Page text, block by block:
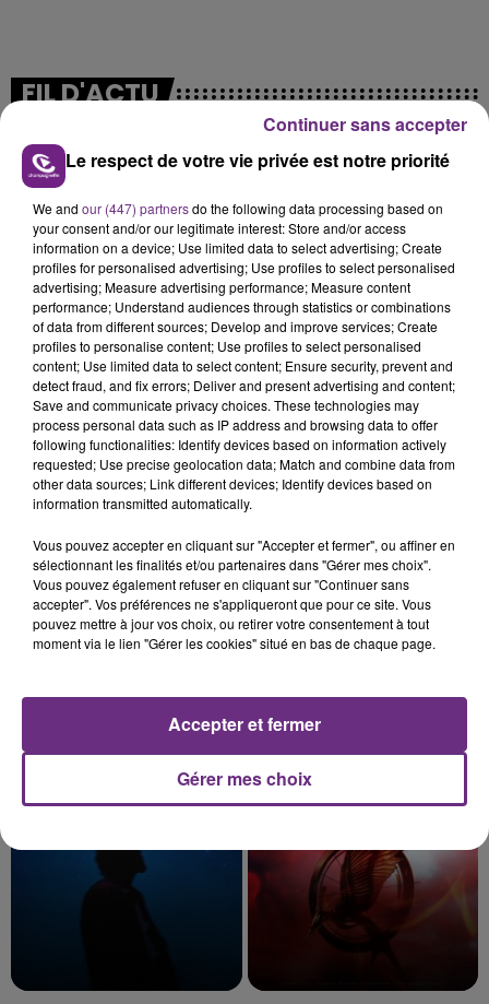
FIL D'ACTU
7 août 2026
LA CENTRALE NUCLÉAIRE DE CHOOZ
TOUJOURS À L'ARRÊT
Cela fait déjà une semaine que la centrale
nucléaire ardennaise est à l'arrêt. Une situation
justifiée par la sécheresse intense qui est toujours
présente.
7 août 2026
LE MAGASIN JOUÉCLUB DE REIMS FERME
SES PORTES
C'était l'une des institutions du centre-ville
TITRES DIFFUSÉS
17h48
17h48
Le respect de votre vie privée est notre priorité
We and our (447) partnersdo the following data processing based on
your consent and/or our legitimate interest: Store and/or access
information on a device; Use limited data to select advertising; Create
profiles for personalised advertising; Use profiles to select personalised
advertising; Measure advertising performance; Measure content
performance; Understand audiences through statistics or combinations
of data from different sources; Develop and improve services; Create
profiles to personalise content; Use profiles to select personalised
content; Use limited data to select content; Ensure security, prevent and
detect fraud, and fix errors; Deliver and present advertising and content;
Save and communicate privacy choices. These technologies may
process personal data such as IP address and browsing data to offer
following functionalities: Identify devices based on information actively
requested; Use precise geolocation data; Match and combine data from
other data sources; Link different devices; Identify devices based on
information transmitted automatically.
Vous pouvez accepter en cliquant sur "Accepter et fermer", ou affiner en
sélectionnant les finalités et/ou partenaires dans "Gérer mes choix".
Vous pouvez également refuser en cliquant sur "Continuer sans
accepter". Vos préférences ne s'appliqueront que pour ce site. Vous
pouvez mettre à jour vos choix, ou retirer votre consentement à tout
moment via le lien "Gérer les cookies" situé en bas de chaque page.
Gérer mes choix
Accepter et fermer
Continuer sans accepter